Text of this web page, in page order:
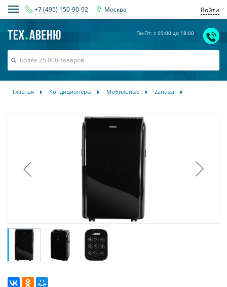
+7 (495) 150-90-92 Москва Войти
Пн-Пт: с 09:00 до 18:00
Главная Кондиционеры Мобильные Zanussi